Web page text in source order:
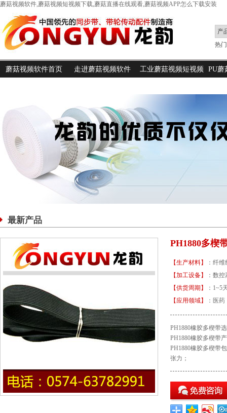
蘑菇视频软件,蘑菇视频短视频下载,蘑菇直播在线观看,蘑菇视频APP怎么下载安装
热门
蘑菇视频软件首页 走进蘑菇视频软件 工业蘑菇视频短视频 PU蘑
最新产品
PH1880多楔
【生产材料】
：纤
【加工设备】
：
【供货周期】
：1~5
【应用领域】
：医
PH1880橡胶多楔带选
PH1880橡胶多楔带产
PH1880橡胶多楔带包
张力；